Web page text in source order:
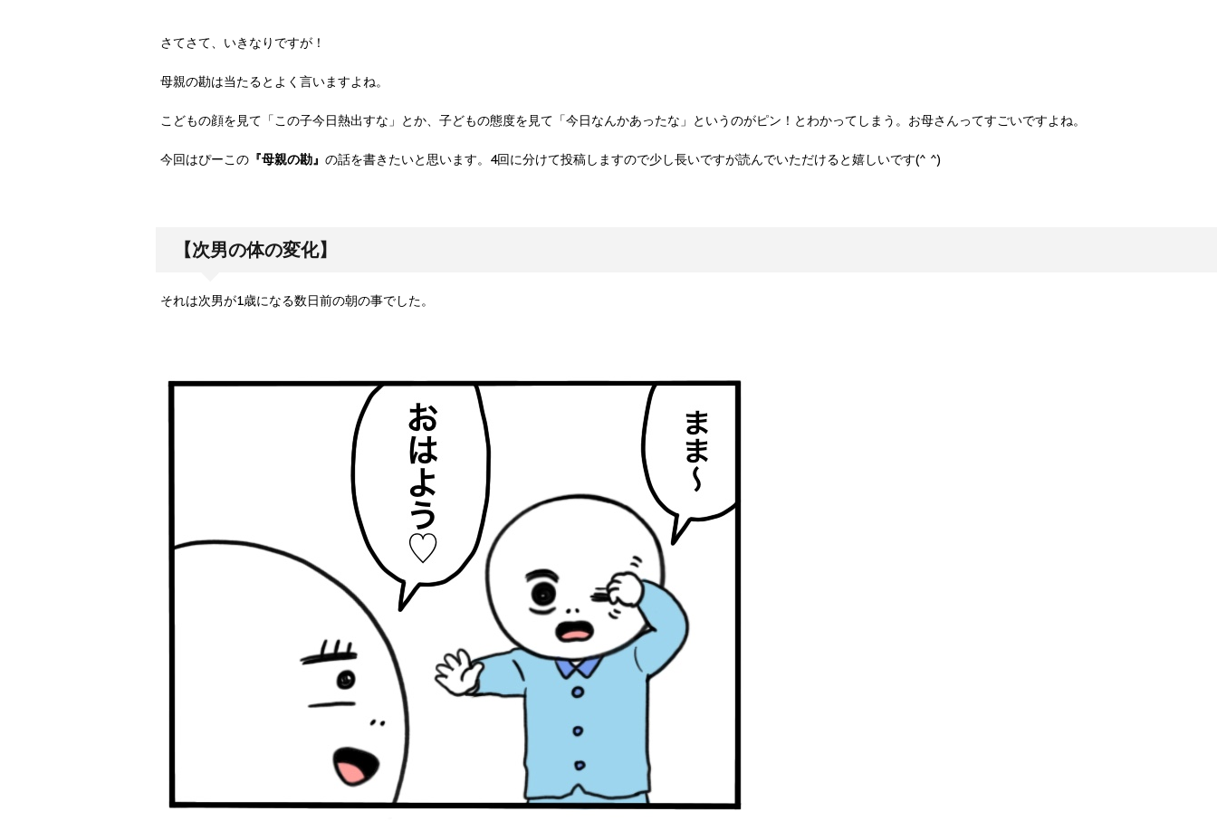
さてさて、いきなりですが！
母親の勘は当たるとよく言いますよね。
こどもの顔を見て「この子今日熱出すな」とか、子どもの態度を見て「今日なんかあったな」というのがピン！とわかってしまう。お母さんってすごいですよね。
今回はぴーこの 『母親の勘』 の話を書きたいと思います。4回に分けて投稿しますので少し長いですが読んでいただけると嬉しいです(^ ^)
【次男の体の変化】
それは次男が1歳になる数日前の朝の事でした。